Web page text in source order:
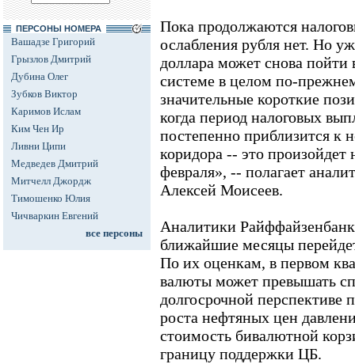
ПЕРСОНЫ НОМЕРА
Вашадзе Григорий
Грызлов Дмитрий
Дубина Олег
Зубков Виктор
Каримов Ислам
Ким Чен Ир
Ливни Ципи
Медведев Дмитрий
Митчелл Джордж
Тимошенко Юлия
Чичваркин Евгений
все персоны
Пока продолжаются
ослабления рубля нет. Но
доллара может снова
системе в целом по-
значительные короткие
когда период налоговых
постепенно приблизится к
коридора -- это произойдет
февраля», -- полагает
Алексей Моисеев.
Аналитики
ближайшие месяцы
По их оценкам, в первом
валюты может превышать
долгосрочной перспективе
роста нефтяных цен
стоимость бивалютной
границу поддержки ЦБ.